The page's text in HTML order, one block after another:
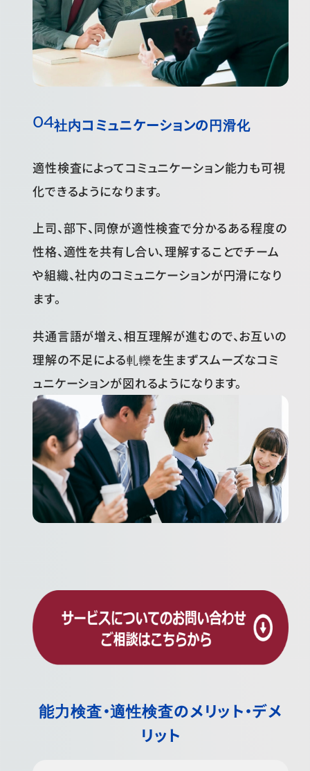
社内コミュニケーションの円滑化
適性検査によってコミュニケーション能力も可視
化できるようになります。
上司、部下、同僚が適性検査で分かるある程度の
性格、適性を共有し合い、理解することでチーム
や組織、社内のコミュニケーションが円滑になり
ます。
共通言語が増え、相互理解が進むので、お互いの
理解の不足による軋轢を生まずスムーズなコミ
ュニケーションが図れるようになります。
能力検査・適性検査のメリット・デメ
リット